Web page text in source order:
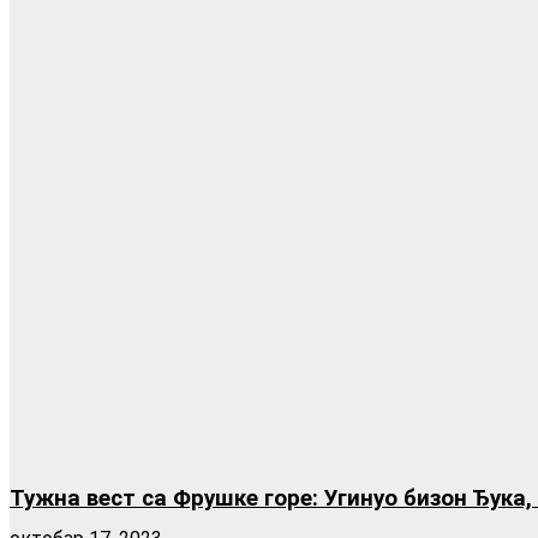
Тужна вест са Фрушке горе: Угинуо бизон